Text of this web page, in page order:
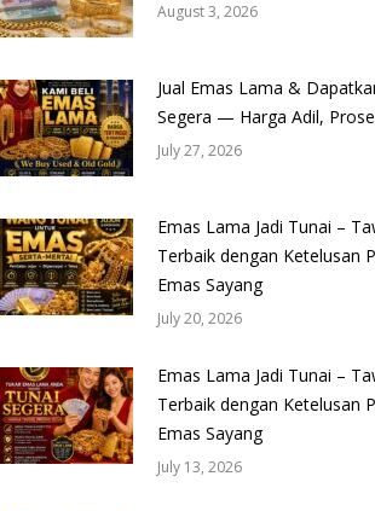
August 3, 2026
Jual Emas Lama &
Segera — Harga Adil,
July 27, 2026
Emas Lama Jadi Tunai –
Terbaik dengan Ketelusan
Emas Sayang
July 20, 2026
Emas Lama Jadi Tunai –
Terbaik dengan Ketelusan
Emas Sayang
July 13, 2026